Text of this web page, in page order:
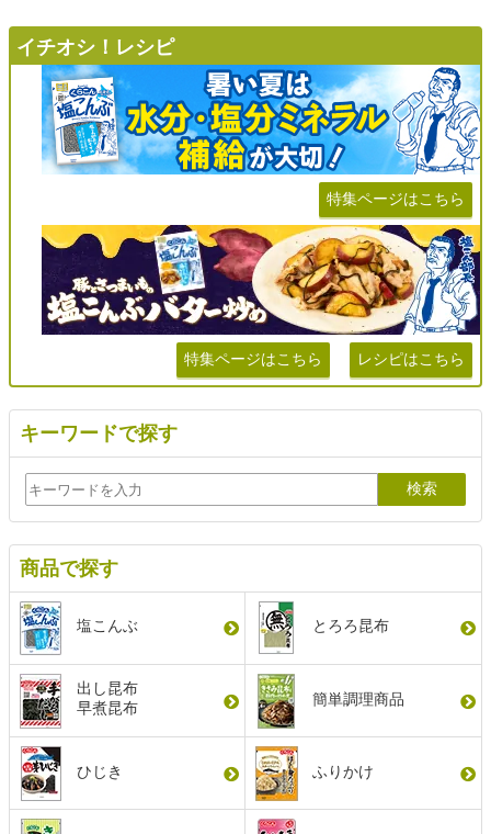
イチオシ！レシピ
特集ページはこちら
特集ページはこちら レシピはこちら
キーワードで探す
商品で探す
塩こんぶ とろろ昆布
出し昆布
早煮昆布
簡単調理商品
ひじき ふりかけ